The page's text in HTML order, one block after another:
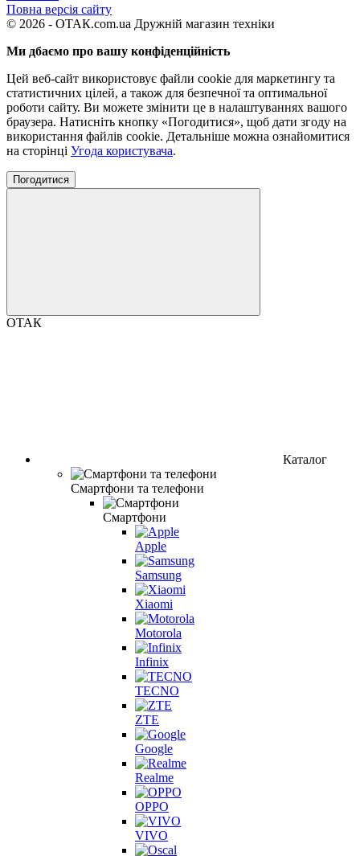
Повна версія сайту
© 2026 - ОТАК.com.ua Дружній магазин техніки
Ми дбаємо про вашу конфіденційність
Цей веб-сайт використовує файли cookie для маркетингу та
статистичних цілей, а також для безпечної та оптимальної
роботи сайту. Ви можете змінити це в налаштуваннях вашого
браузера. Натисніть кнопку «Погодитися», щоб дати згоду на
використання файлів cookie. Детальніше можна ознайомитися
на сторінці Угода користувача.
Погодитися
ОТАК
Каталог
Смартфони та телефони
Смартфони
Apple
Samsung
Xiaomi
Motorola
Infinix
TECNO
ZTE
Google
Realme
OPPO
VIVO